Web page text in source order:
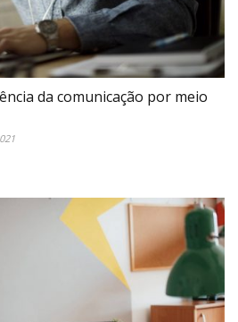
da comunicação por meio